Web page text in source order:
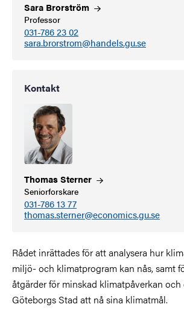
Sara Brorström
Professor
031-786 23 02
sara.brorstrom@handels.gu.se
Kontakt
ThomasSterner
Seniorforskare
031-786 13 77
thomas.sterner@economics.gu.se
Rådet inrättades för att analysera hur
miljö- och klimatprogram kan nås, samt
åtgärder för minskad klimatpåverkan
Göteborgs Stad att nå sina klimatmål.